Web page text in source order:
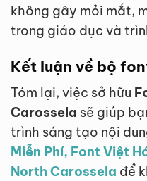
không gây mỏi mắt,
trong giáo dục và
Kết luận về bộ
Tóm lại, việc sở hữu
Carossela sẽ giúp
trình sáng tạo nội
Miễn Phí, Font Việt
North Carossela để